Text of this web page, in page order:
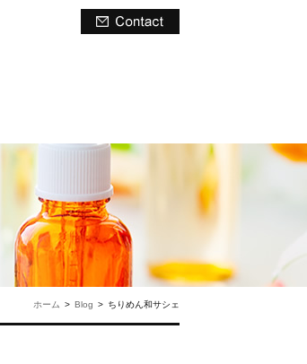
ホーム > Blog > ちりめん和サシェ